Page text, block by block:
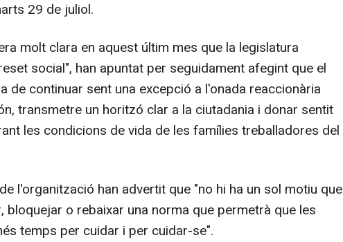
29 de juliol.
molt clara en aquest últim mes que la legislatura
social", han apuntat per seguidament afegint que el
de continuar sent una excepció a l'onada reaccionària
transmetre un horitzó clar a la ciutadania i donar sentit
les condicions de vida de les famílies treballadores del
l'organització han advertit que "no hi ha un sol motiu que
bloquejar o rebaixar una norma que permetrà que les
temps per cuidar i per cuidar-se".